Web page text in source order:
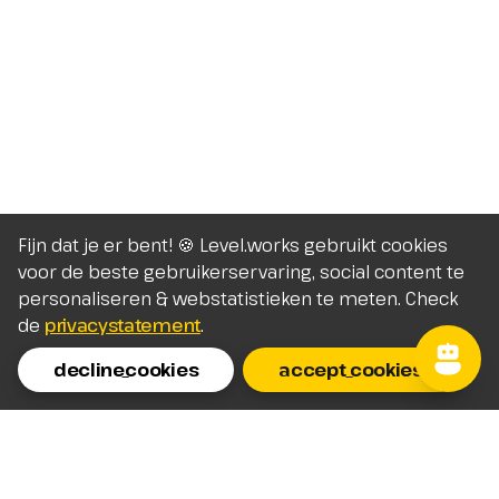
Fijn dat je er bent! 🍪 Level.works gebruikt cookies
voor de beste gebruikerservaring, social content te
personaliseren & webstatistieken te meten. Check
de privacystatement.
decline_cookies
accept_cookies